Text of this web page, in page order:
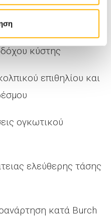
του πυελικού
κύστης
επιθηλίου και
ογκωτικού
ελεύθερης τάσης
κατά Burch